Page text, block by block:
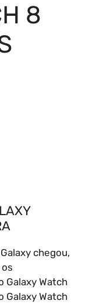
8
chegou,
Galaxy Watch
Galaxy Watch